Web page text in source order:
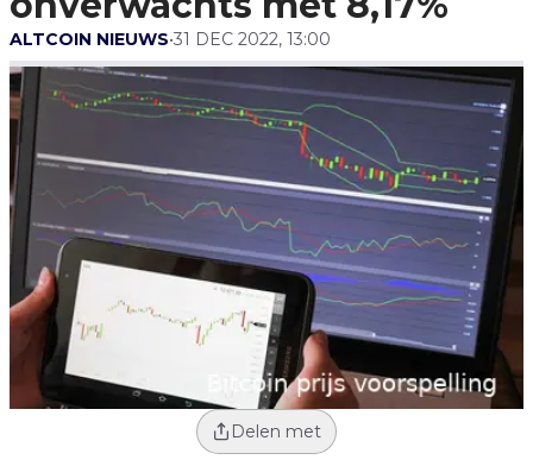
ALTCOIN NIEUWS•31 DEC 2022, 13:00
Delen met